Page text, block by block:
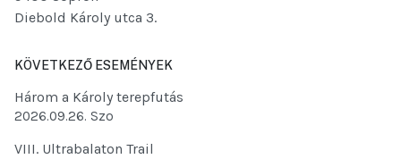
Diebold Károly utca 3.
KÖVETKEZŐ ESEMÉNYEK
Három a Károly terepfutás
2026.09.26. Szo
VIII. Ultrabalaton Trail